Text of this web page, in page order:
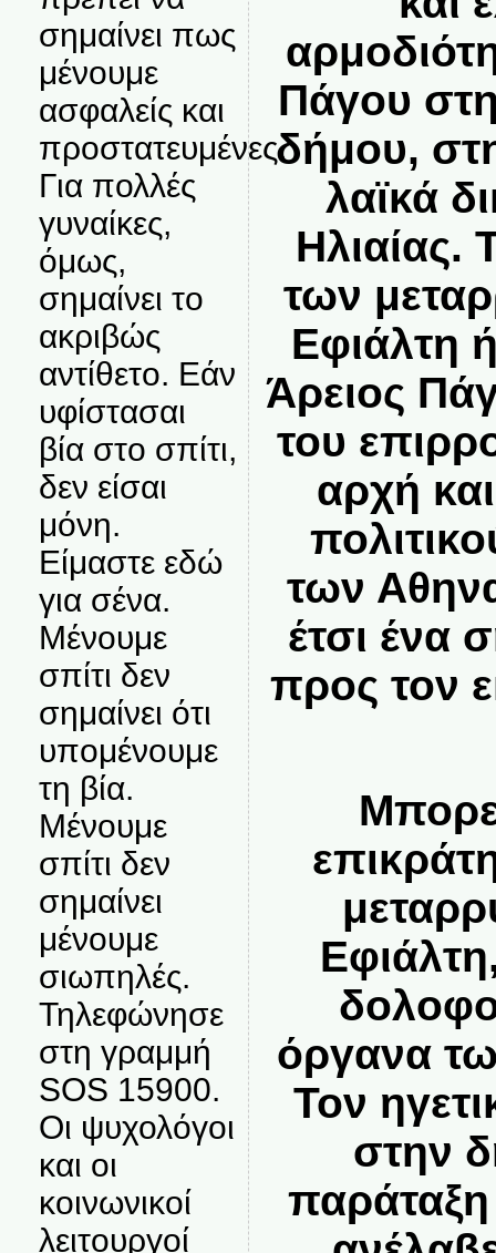
σημαίνει πως
μένουμε
ασφαλείς και
προστατευμένες.
Για πολλές
γυναίκες,
όμως,
σημαίνει το
ακριβώς
αντίθετο. Εάν
υφίστασαι
βία στο σπίτι,
δεν είσαι
μόνη.
Είμαστε εδώ
για σένα.
Μένουμε
σπίτι δεν
σημαίνει ότι
υπομένουμε
τη βία.
Μένουμε
σπίτι δεν
σημαίνει
μένουμε
σιωπηλές.
Τηλεφώνησε
στη γραμμή
SOS 15900.
Οι ψυχολόγοι
και οι
κοινωνικοί
λειτουργοί
Πάγου
δήμου,
λαϊκά
Ηλιαίας.
των
Εφιάλτη
Άρειος
του
αρχή
των
έτσι ένα
προς τον
όργανα
Τον
στην